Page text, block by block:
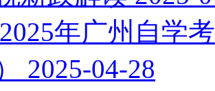
年广州自学
2025-04-28